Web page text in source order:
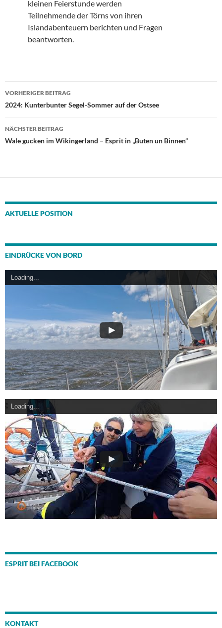
kleinen Feierstunde werden
Teilnehmende der Törns von ihren
Islandabenteuern berichten und Fragen
beantworten.
Beitragsnavigation
VORHERIGER BEITRAG
2024: Kunterbunter Segel-Sommer auf der Ostsee
NÄCHSTER BEITRAG
Wale gucken im Wikingerland – Esprit in „Buten un Binnen“
AKTUELLE POSITION
EINDRÜCKE VON BORD
Loading...
Loading...
ESPRIT BEI FACEBOOK
KONTAKT